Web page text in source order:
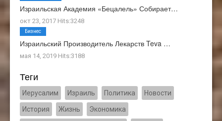
Израильская Академия «Бецалель» Собирает…
окт 23, 2017 Hits:3248
Израильский Производитель Лекарств Teva …
мая 14, 2019 Hits:3188
Бизнес
Теги
Иерусалим Израиль Политика Новости
История Жизнь Экономика